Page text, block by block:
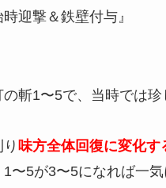
迎撃＆鉄壁付与』
斬1〜5で、当時では珍
味方全体回復に変化す
1〜5が3〜5になれば一